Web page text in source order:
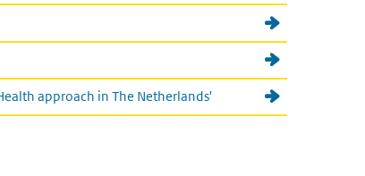
approach in The Netherlands'